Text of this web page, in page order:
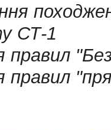
СТ-1